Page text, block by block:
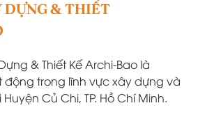
DỰNG & THIẾT
& Thiết Kế Archi-Bao là
trong lĩnh vực xây dựng và
Củ Chi, TP. Hồ Chí Minh.